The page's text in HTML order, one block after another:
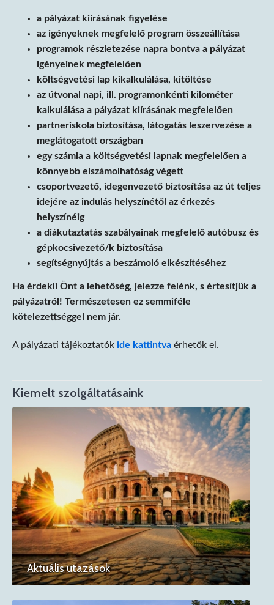
a pályázat kiírásának figyelése
az igényeknek megfelelő program összeállítása
programok részletezése napra bontva a pályázat
igényeinek megfelelően
költségvetési lap kikalkulálása, kitöltése
az útvonal napi, ill. programonkénti kilométer
kalkulálása a pályázat kiírásának megfelelően
partneriskola biztosítása, látogatás leszervezése a
meglátogatott országban
egy számla a költségvetési lapnak megfelelően a
könnyebb elszámolhatóság végett
csoportvezető, idegenvezető biztosítása az út teljes
idejére az indulás helyszínétől az érkezés
helyszínéig
a diákutaztatás szabályainak megfelelő autóbusz és
gépkocsivezető/k biztosítása
segítségnyújtás a beszámoló elkészítéséhez
Ha érdekli Önt a lehetőség, jelezze felénk, s értesítjük a
pályázatról! Természetesen ez semmiféle
kötelezettséggel nem jár.
A pályázati tájékoztatók ide kattintva érhetők el.
Kiemelt szolgáltatásaink
Aktuális utazások